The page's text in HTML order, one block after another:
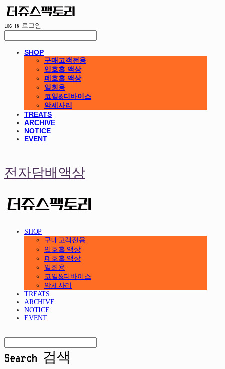
LOG IN 로그인
SHOP
구매고객전용
입호흡 액상
폐호흡 액상
일회용
코일&디바이스
악세사리
TREATS
ARCHIVE
NOTICE
EVENT
전자담배액상
SHOP
구매고객전용
입호흡 액상
폐호흡 액상
일회용
코일&디바이스
악세사리
TREATS
ARCHIVE
NOTICE
EVENT
Search 검색